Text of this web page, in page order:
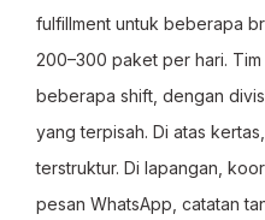
fulfillment untuk beberapa
200–300 paket per hari.
beberapa shift, dengan
yang terpisah. Di atas
terstruktur. Di lapangan,
pesan WhatsApp, catatan